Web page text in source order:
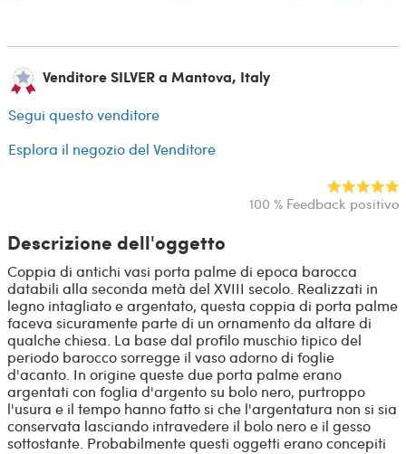
Venditore SILVER a Mantova, Italy
Segui questo venditore
Esplora il negozio del Venditore
100 % Feedback positivo
Descrizione dell'oggetto
Coppia di antichi vasi porta palme di epoca barocca
databili alla seconda metà del XVIII secolo. Realizzati in
legno intagliato e argentato, questa coppia di porta palme
faceva sicuramente parte di un ornamento da altare di
qualche chiesa. La base dal profilo muschio tipico del
periodo barocco sorregge il vaso adorno di foglie
d'acanto. In origine queste due porta palme erano
argentati con foglia d'argento su bolo nero, purtroppo
l'usura e il tempo hanno fatto si che l'argentatura non si sia
conservata lasciando intravedere il bolo nero e il gesso
sottostante. Probabilmente questi oggetti erano concepiti